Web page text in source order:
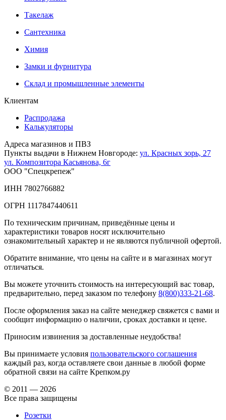
Такелаж
Сантехника
Химия
Замки и фурнитура
Склад и промышленные элементы
Клиентам
Распродажа
Калькуляторы
Адреса магазинов и ПВЗ
Пункты выдачи в Нижнем Новгороде: ул. Красных зорь, 27
ул. Композитора Касьянова, 6г
ООО "Спецкрепеж"
ИНН 7802766882
ОГРН 1117847440611
По техническим причинам, приведённые цены и
характеристики товаров носят исключительно
ознакомительный характер и не являются публичной офертой.
Обратите внимание, что цены на сайте и в магазинах могут
отличаться.
Вы можете уточнить стоимость на интересующий вас товар,
предварительно, перед заказом по телефону 8(800)333-21-68.
После оформления заказ на сайте менеджер свяжется с вами и
сообщит информацию о наличии, сроках доставки и цене.
Приносим извинения за доставленные неудобства!
Вы принимаете условия пользовательского соглашения
каждый раз, когда оставляете свои данные в любой форме
обратной связи на сайте Крепком.ру
© 2011 — 2026
Все права защищены
Розетки